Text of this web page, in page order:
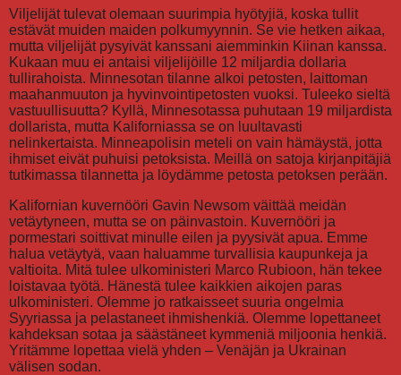
Viljelijät tulevat olemaan suurimpia hyötyjiä, koska tullit
estävät muiden maiden polkumyynnin. Se vie hetken aikaa,
mutta viljelijät pysyivät kanssani aiemminkin Kiinan kanssa.
Kukaan muu ei antaisi viljelijöille 12 miljardia dollaria
tullirahoista. Minnesotan tilanne alkoi petosten, laittoman
maahanmuuton ja hyvinvointipetosten vuoksi. Tuleeko sieltä
vastuullisuutta? Kyllä, Minnesotassa puhutaan 19 miljardista
dollarista, mutta Kaliforniassa se on luultavasti
nelinkertaista. Minneapolisin meteli on vain hämäystä, jotta
ihmiset eivät puhuisi petoksista. Meillä on satoja kirjanpitäjiä
tutkimassa tilannetta ja löydämme petosta petoksen perään.
Kalifornian kuvernööri Gavin Newsom väittää meidän
vetäytyneen, mutta se on päinvastoin. Kuvernööri ja
pormestari soittivat minulle eilen ja pyysivät apua. Emme
halua vetäytyä, vaan haluamme turvallisia kaupunkeja ja
valtioita. Mitä tulee ulkoministeri Marco Rubioon, hän tekee
loistavaa työtä. Hänestä tulee kaikkien aikojen paras
ulkoministeri. Olemme jo ratkaisseet suuria ongelmia
Syyriassa ja pelastaneet ihmishenkiä. Olemme lopettaneet
kahdeksan sotaa ja säästäneet kymmeniä miljoonia henkiä.
Yritämme lopettaa vielä yhden – Venäjän ja Ukrainan
välisen sodan.